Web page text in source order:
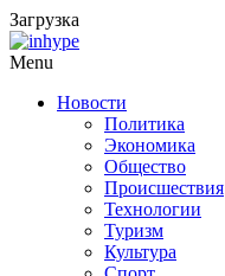
Загрузка
Menu
Новости
Политика
Экономика
Общество
Происшествия
Технологии
Туризм
Культура